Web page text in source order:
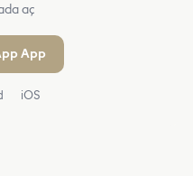
aç
App
iOS